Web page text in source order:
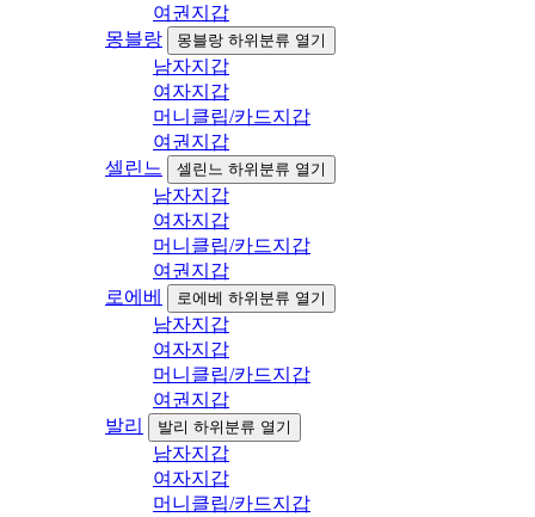
여권지갑
몽블랑
몽블랑 하위분류 열기
남자지갑
여자지갑
머니클립/카드지갑
여권지갑
셀린느
셀린느 하위분류 열기
남자지갑
여자지갑
머니클립/카드지갑
여권지갑
로에베
로에베 하위분류 열기
남자지갑
여자지갑
머니클립/카드지갑
여권지갑
발리
발리 하위분류 열기
남자지갑
여자지갑
머니클립/카드지갑